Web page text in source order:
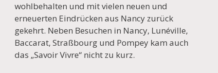
wohlbehalten und mit vielen neuen und
erneuerten Eindrücken aus Nancy zurück
gekehrt. Neben Besuchen in Nancy, Lunéville,
Baccarat, Straßbourg und Pompey kam auch
das „Savoir Vivre“ nicht zu kurz.